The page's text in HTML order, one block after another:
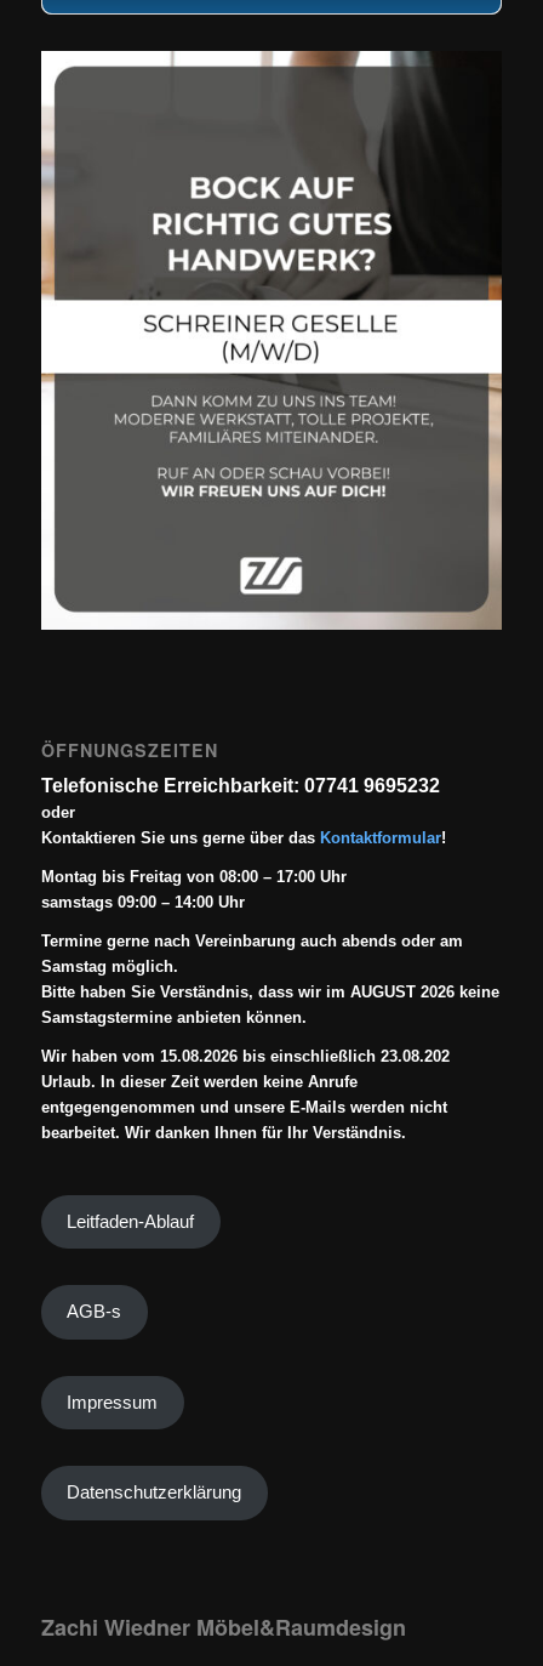
ÖFFNUNGSZEITEN
Telefonische Erreichbarkeit: 07741 9695232
oder
Kontaktieren Sie uns gerne über das Kontaktformular!
Montag bis Freitag von 08:00 – 17:00 Uhr
samstags 09:00 – 14:00 Uhr
Termine gerne nach Vereinbarung auch abends oder am
Samstag möglich.
Bitte haben Sie Verständnis, dass wir im AUGUST 2026 keine
Samstagstermine anbieten können.
Wir haben vom 15.08.2026 bis einschließlich 23.08.202
Urlaub. In dieser Zeit werden keine Anrufe
entgegengenommen und unsere E-Mails werden nicht
bearbeitet. Wir danken Ihnen für Ihr Verständnis.
Leitfaden-Ablauf
AGB-s
Impressum
Datenschutzerklärung
Zachi Wiedner Möbel&Raumdesign